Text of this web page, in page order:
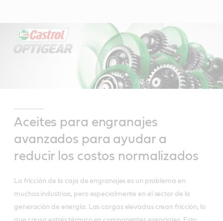
Aceites para engranajes
avanzados para ayudar a
reducir los costos normalizados
La fricción de la caja de engranajes es un problema en
muchas industrias, pero especialmente en el sector de la
generación de energía. Las cargas elevadas crean fricción, lo